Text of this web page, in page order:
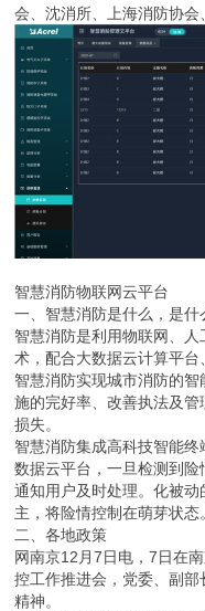
会、沈消所、上海消防协会
智慧消防物联网云平台
一、智慧消防是什么，是什
智慧消防是利用物联网、
术，配合大数据云计算平台
智慧消防实现城市消防的
施的完好率、改善执法及
损失。
智慧消防集成高科技智能
数据云平台，一旦检测到
通知用户及时处理。化被
主，将险情控制在萌芽状态
二、各地政策
网南京12月7日电，7日在
控工作推进会，党委、副
精神。